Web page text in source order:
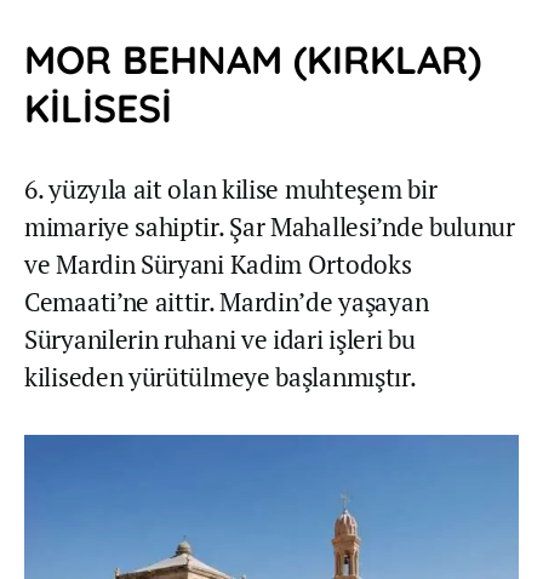
MOR BEHNAM (KIRKLAR)
KİLİSESİ
6. yüzyıla ait olan kilise muhteşem bir
mimariye sahiptir. Şar Mahallesi’nde bulunur
ve Mardin Süryani Kadim Ortodoks
Cemaati’ne aittir. Mardin’de yaşayan
Süryanilerin ruhani ve idari işleri bu
kiliseden yürütülmeye başlanmıştır.